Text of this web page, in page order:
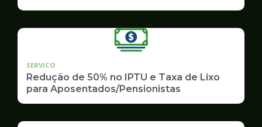
SERVICO
Redução de 50% no IPTU e Taxa de Lixo
para Aposentados/Pensionistas